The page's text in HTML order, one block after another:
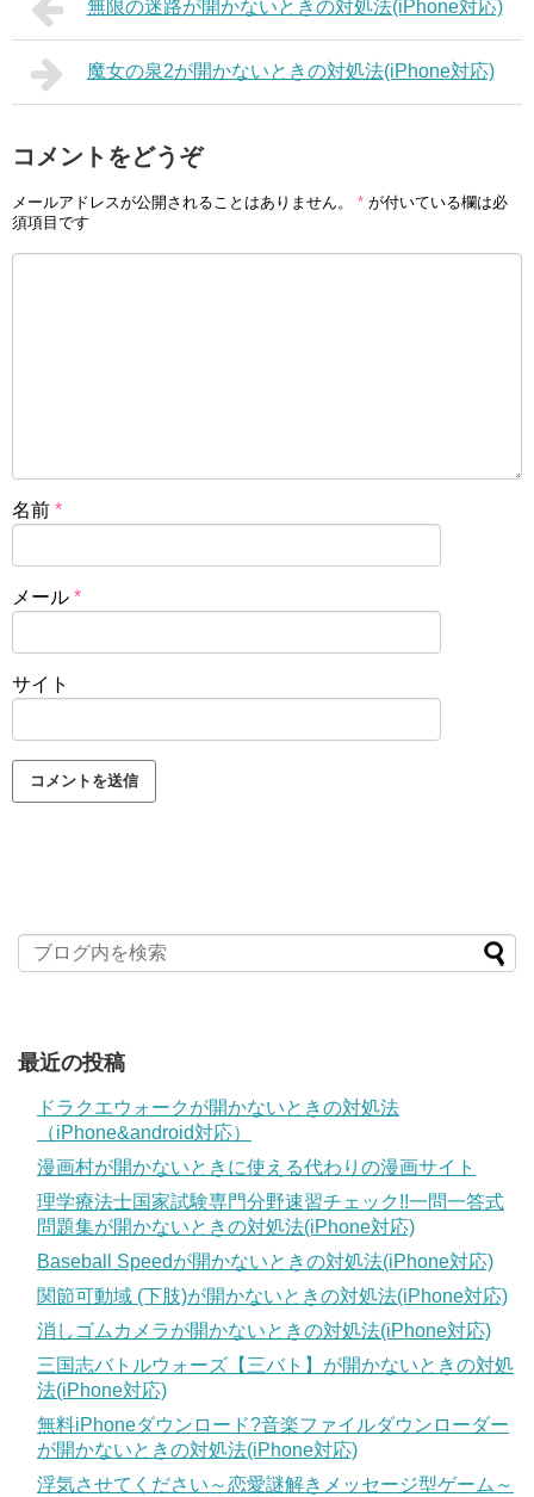
無限の迷路が開かないときの対処法(iPhone対応)
魔女の泉2が開かないときの対処法(iPhone対応)
コメントをどうぞ
メールアドレスが公開されることはありません。 * が付いている欄は必
須項目です
名前 *
メール *
サイト
最近の投稿
ドラクエウォークが開かないときの対処法
（iPhone&android対応）
漫画村が開かないときに使える代わりの漫画サイト
理学療法士国家試験専門分野速習チェック!!一問一答式
問題集が開かないときの対処法(iPhone対応)
Baseball Speedが開かないときの対処法(iPhone対応)
関節可動域 (下肢)が開かないときの対処法(iPhone対応)
消しゴムカメラが開かないときの対処法(iPhone対応)
三国志バトルウォーズ【三バト】が開かないときの対処
法(iPhone対応)
無料iPhoneダウンロード?音楽ファイルダウンローダー
が開かないときの対処法(iPhone対応)
浮気させてください～恋愛謎解きメッセージ型ゲーム～